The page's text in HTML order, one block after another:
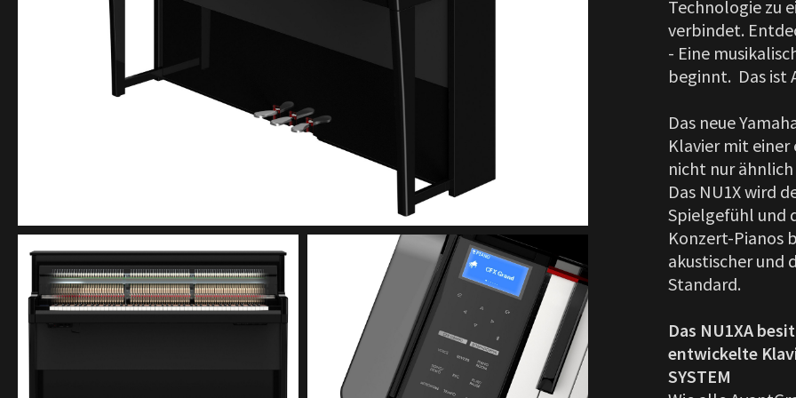
Technologie zu
verbindet.
- Eine
beginnt. Das ist
Das neue
Klavier mit
nicht nur ähnlich
Das NU1X wird
Spielgefühl und
Konzert-Pianos
akustischer und
Standard.
Das NU1XA
entwickelte
SYSTEM